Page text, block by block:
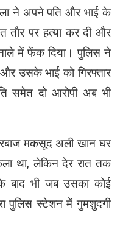
ने अपने पति और भाई के
तौर पर हत्या कर दी और
में फेंक दिया। पुलिस ने
उसके भाई को गिरफ्तार
समेत दो आरोपी अब भी
मकसूद अली खान घर
था, लेकिन देर रात तक
बाद भी जब उसका कोई
पुलिस स्टेशन में गुमशुदगी